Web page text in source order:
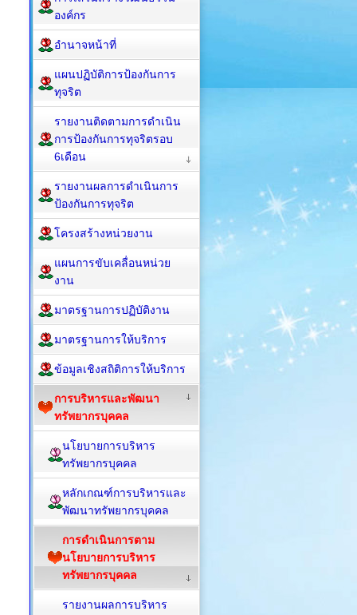
องค์กร
อำนาจหน้าที่
แผนปฏิบัติการป้องกันการ
ทุจริต
รายงานติดตามการดำเนิน
การป้องกันการทุจริตรอบ
6เดือน
รายงานผลการดำเนินการ
ป้องกันการทุจริต
โครงสร้างหน่วยงาน
แผนการขับเคลื่อนหน่วย
งาน
มาตรฐานการปฏิบัติงาน
มาตรฐานการให้บริการ
ข้อมูลเชิงสถิติการให้บริการ
การบริหารและพัฒนา
ทรัพยากรบุคคล
นโยบายการบริหาร
ทรัพยากรบุคคล
หลักเกณฑ์การบริหารและ
พัฒนาทรัพยากรบุคคล
การดำเนินการตาม
นโยบายการบริหาร
ทรัพยากรบุคคล
รายงานผลการบริหาร